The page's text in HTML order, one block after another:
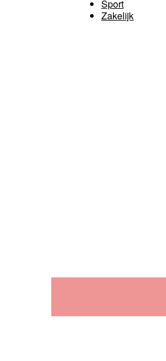
Sport
Zakelijk